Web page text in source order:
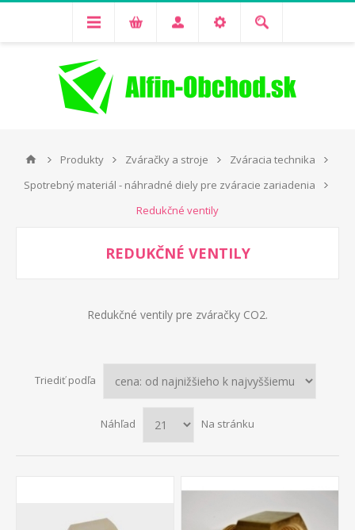
Produkty Zváračky a stroje
Zváracia technika
Spotrebný materiál - náhradné diely pre zváracie zariadenia
Redukčné ventily
REDUKČNÉ VENTILY
Redukčné ventily pre zváračky CO2.
Triediť podľa
Náhľad Na stránku